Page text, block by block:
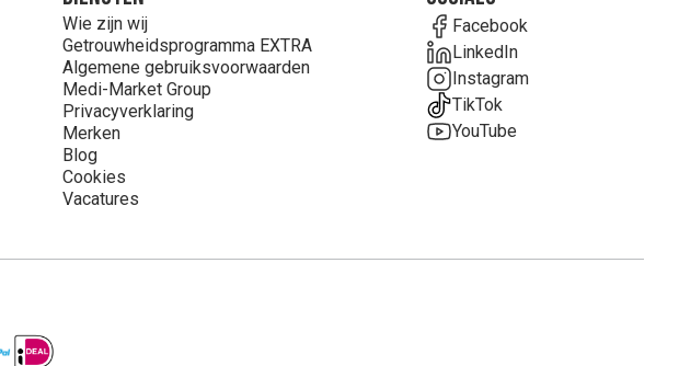
Wie zijn wij
Getrouwheidsprogramma EXTRA
Algemene gebruiksvoorwaarden
Medi-Market Group
Privacyverklaring
Merken
Blog
Cookies
Vacatures
Facebook
LinkedIn
Instagram
TikTok
YouTube